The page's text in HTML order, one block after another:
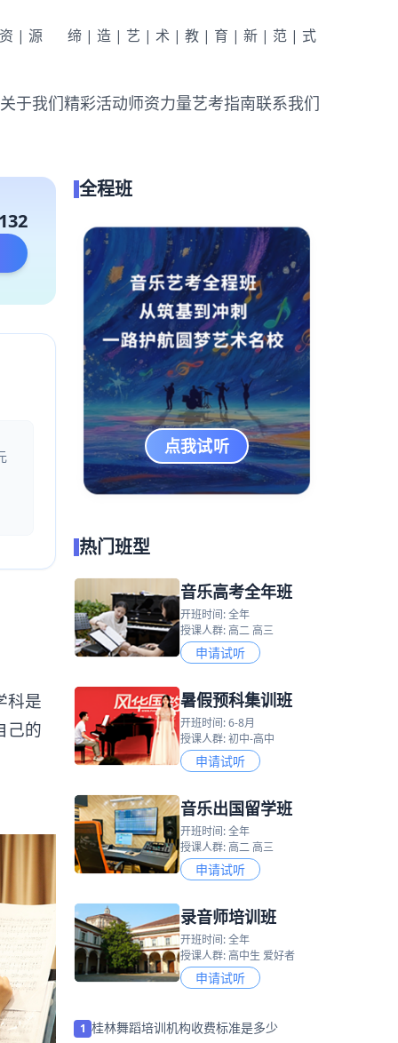
|源 缔|造|艺|术|教|育|新|范|式
关于我们精彩活动师资力量艺考指南联系我们
科是
己的
全程班
点我试听
热门班型
音乐高考全年班
开班时间: 全年
授课人群: 高二 高三
申请试听
暑假预科集训班
开班时间: 6-8月
授课人群: 初中-高中
申请试听
音乐出国留学班
开班时间: 全年
授课人群: 高二 高三
申请试听
录音师培训班
开班时间: 全年
授课人群: 高中生 爱好者
申请试听
1 桂林舞蹈培训机构收费标准是多少